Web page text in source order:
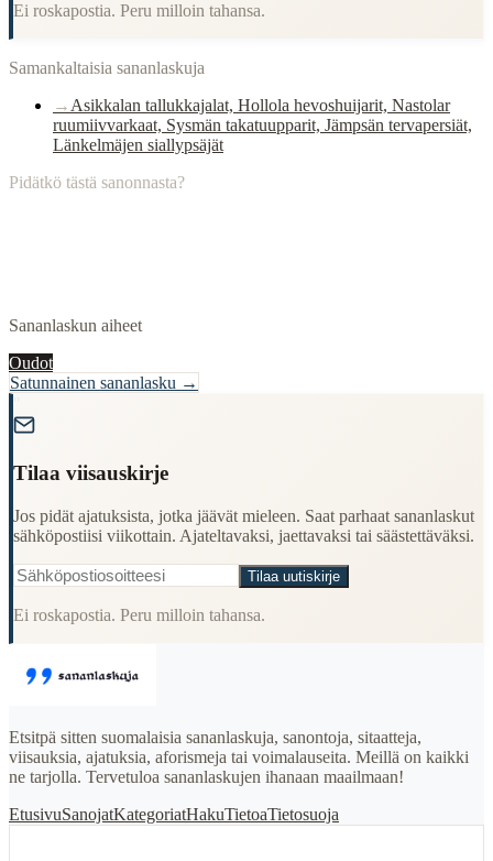
Ei roskapostia. Peru milloin tahansa.
Samankaltaisia sananlaskuja
→ Asikkalan tallukkajalat, Hollola hevoshuijarit, Nastolar
ruumiivvarkaat, Sysmän takatuupparit, Jämpsän tervapersiät,
Länkelmäjen siallypsäjät
Pidätkö tästä sanonnasta?
Sananlaskun aiheet
Oudot
Satunnainen sananlasku →
Tilaa viisauskirje
Jos pidät ajatuksista, jotka jäävät mieleen. Saat parhaat sananlaskut
sähköpostiisi viikottain. Ajateltavaksi, jaettavaksi tai säästettäväksi.
Tilaa uutiskirje
Ei roskapostia. Peru milloin tahansa.
Etsitpä sitten suomalaisia sananlaskuja, sanontoja, sitaatteja,
viisauksia, ajatuksia, aforismeja tai voimalauseita. Meillä on kaikki
ne tarjolla. Tervetuloa sananlaskujen ihanaan maailmaan!
EtusivuSanojatKategoriatHakuTietoaTietosuoja